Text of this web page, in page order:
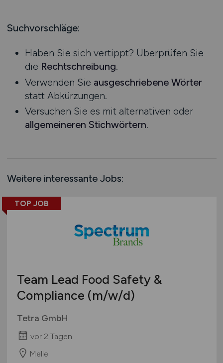
Kaffee / Tee
Konstruktion
Landwirtschaft / Agrar
Logistik / Materialwirtschaft
Management / Leitung
Marketing / PR / Werbung
Medizin
Non-Food
Öffentlicher Dienst / Verwaltung
Organisation / Verwaltung / Büro
Produktion / Herstellung
Qualitätssicherung
Spirituosen / Wein / Sekt / Bier
Süßwaren
Technik
Tiefkühlkost
Ausbildung / Studium
Praktikum
Mecklenburg-Vorpommern
Nordrhein-Westfalen
Rheinland-Pfalz
Saarland
Sachsen
Sachsen-Anhalt
Schleswig-Holstein
Schweiz
Europa
International
Suchvorschläge:
Haben Sie sich vertippt? Überprüfen Sie
die Rechtschreibung.
Verwenden Sie ausgeschriebene Wörter
statt Abkürzungen.
Versuchen Sie es mit alternativen oder
allgemeineren Stichwörtern.
Weitere interessante Jobs:
TOP JOB
Team Lead Food Safety &
Compliance (m/w/d)
Tetra GmbH
vor 2 Tagen
Melle